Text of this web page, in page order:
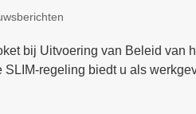
bij Uitvoering van Beleid van
regeling biedt u als